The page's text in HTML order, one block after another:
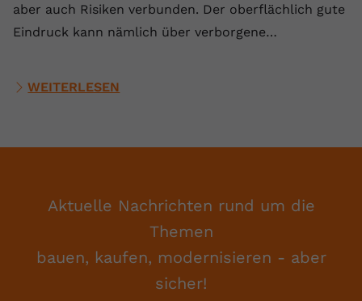
aber auch Risiken verbunden. Der oberflächlich gute
Eindruck kann nämlich über verborgene…
WEITERLESEN
Aktuelle Nachrichten rund um die
Themen
bauen, kaufen, modernisieren - aber
sicher!